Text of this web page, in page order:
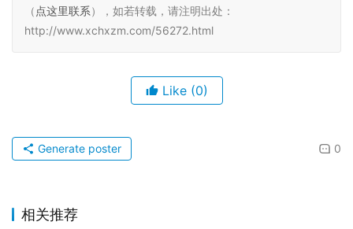
（ 点这里联系），如若转载，请注明出处：
http://www.xchxzm.com/56272.html
Like (0)
0
Generate poster
相关推荐